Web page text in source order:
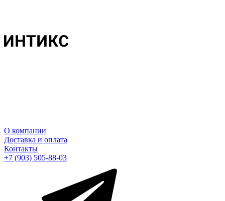
О компании
Доставка и оплата
Контакты
+7 (903) 505-88-03